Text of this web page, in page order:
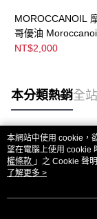
MOROCCANOIL
哥優油
Treatment
NT$2,000
本分類熱銷全
熱門標籤
本網站中使用 cookie，
望在電腦上使用 cookie
權條款 」之 Cookie 聲
用條款之 Cookie 聲明使
了解更多 >